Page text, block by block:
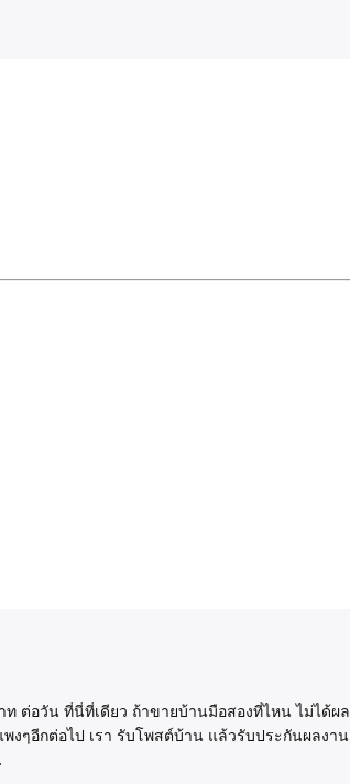
ดือน ติดหน้า
ทย
หน้า1goolge ราคาถูกที่สุด ฟรีลงประกาศอสังหา
ต่อวัน ที่นี่ที่เดียว ถ้าขายบ้านมือสองที่ไหน ไม่ได้ผ
งๆอีกต่อไป เรา รับโพสต์บ้าน แล้วรับประกันผลงา